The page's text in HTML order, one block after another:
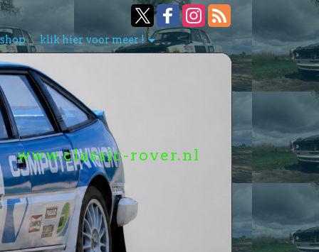
www.classic-rover.nl
klik hier voor meer !